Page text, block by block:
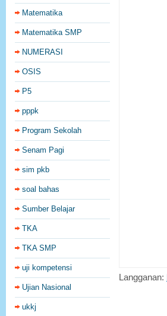
Matematika
Matematika SMP
NUMERASI
OSIS
P5
pppk
Program Sekolah
Senam Pagi
sim pkb
soal bahas
Sumber Belajar
TKA
TKA SMP
uji kompetensi
Ujian Nasional
ukkj
Langganan: